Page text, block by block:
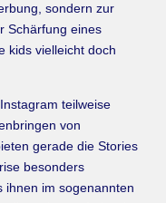
sondern zur
Schärfung eines
kids vielleicht doch
teilweise
von
gerade die Stories
besonders
ihnen im sogenannten